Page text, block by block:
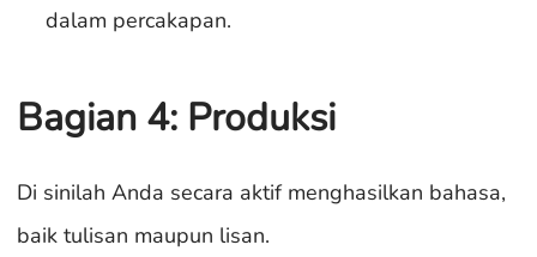
dalam percakapan.
Bagian 4: Produksi
Di sinilah Anda secara aktif menghasilkan bahasa,
baik tulisan maupun lisan.